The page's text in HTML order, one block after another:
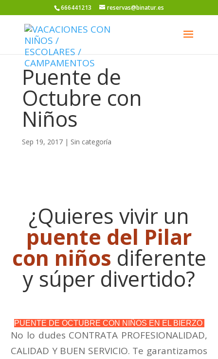
666441213 reservas@binatur.es
Puente de
Octubre con
Niños
Sep 19, 2017| Sin categoría
¿Quieres vivir un
puente del Pilar
con niños diferente
y súper divertido?
PUENTE DE OCTUBRE CON NIÑOS EN EL BIERZO
No lo dudes CONTRATA PROFESIONALIDAD,
CALIDAD Y BUEN SERVICIO. Te garantizamos